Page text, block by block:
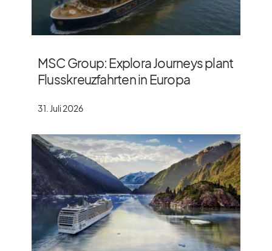
MSC Group: Explora Journeys plant
Flusskreuzfahrten in Europa
31. Juli 2026